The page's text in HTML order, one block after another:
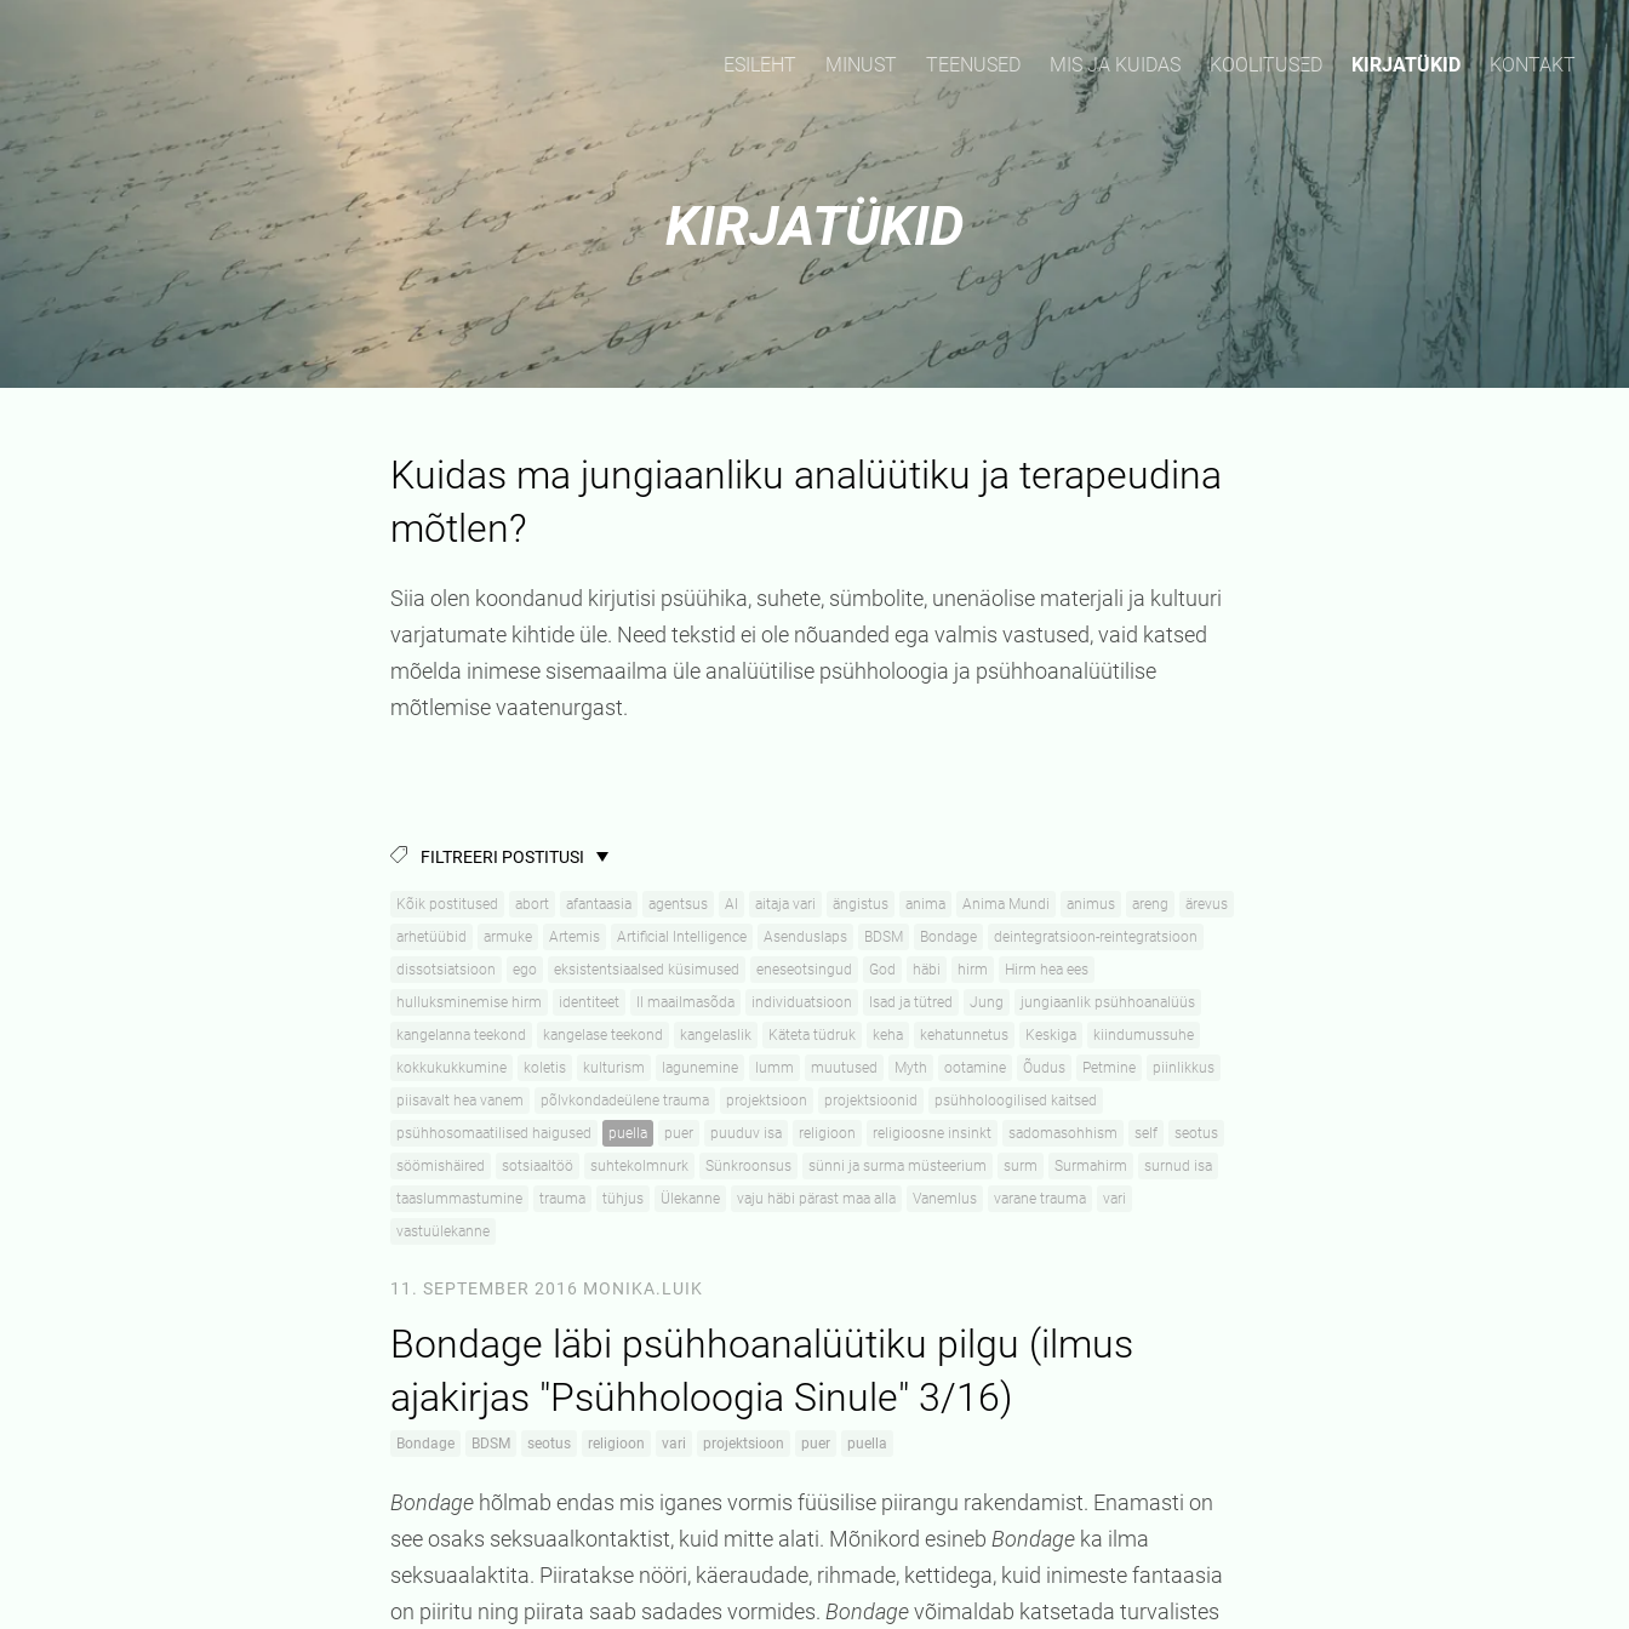
ESILEHT MINUST TEENUSED MIS JA KUIDAS KOOLITUSED KIRJATÜKID KONTAKT
KIRJATÜKID
Kuidas ma jungiaanliku analüütiku ja terapeudina
mõtlen?
Siia olen koondanud kirjutisi psüühika, suhete, sümbolite, unenäolise materjali ja kultuuri
varjatumate kihtide üle. Need tekstid ei ole nõuanded ega valmis vastused, vaid katsed
mõelda inimese sisemaailma üle analüütilise psühholoogia ja psühhoanalüütilise
mõtlemise vaatenurgast.
FILTREERI POSTITUSI
Kõik postitused abort afantaasia agentsus AI aitaja vari ängistus anima Anima Mundi animus areng
ärevus
arhetüübid
armuke Artemis Artificial Intelligence Asenduslaps BDSM Bondage
deintegratsioon-reintegratsioon
dissotsiatsioon
ego eksistentsiaalsed küsimused eneseotsingud God häbi hirm
Hirm hea ees
hulluksminemise hirm
identiteet II maailmasõda individuatsioon Isad ja tütred Jung
jungiaanlik psühhoanalüüs
kangelanna teekond
kangelase teekond kangelaslik Käteta tüdruk keha kehatunnetus Keskiga
kiindumussuhe
kokkukukkumine
koletis kulturism lagunemine lumm muutused Myth ootamine Õudus Petmine
piinlikkus
piisavalt hea vanem
põlvkondadeülene trauma projektsioon projektsioonid
psühholoogilised kaitsed
psühhosomaatilised haigused
puella puer puuduv isa religioon religioosne insinkt sadomasohhism self
seotus
söömishäired
sotsiaaltöö suhtekolmnurk Sünkroonsus sünni ja surma müsteerium surm Surmahirm
surnud isa
taaslummastumine
trauma tühjus Ülekanne vaju häbi pärast maa alla Vanemlus varane trauma
vari
vastuülekanne
11. SEPTEMBER 2016 MONIKA.LUIK
Bondage läbi psühhoanalüütiku pilgu (ilmus
ajakirjas "Psühholoogia Sinule" 3/16)
Bondage BDSM seotus religioon vari projektsioon puer puella
Bondage hõlmab endas mis iganes vormis füüsilise piirangu rakendamist. Enamasti on
see osaks seksuaalkontaktist, kuid mitte alati. Mõnikord esineb Bondage ka ilma
seksuaalaktita. Piiratakse nööri, käeraudade, rihmade, kettidega, kuid inimeste fantaasia
on piiritu ning piirata saab sadades vormides. Bondagevõimaldab katsetada turvalistes